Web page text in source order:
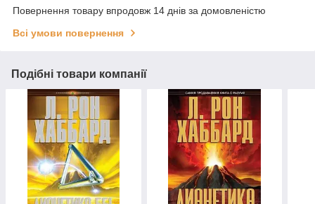
Повернення товару впродовж 14 днів за домовленістю
Всі умови повернення
Подібні товари компанії